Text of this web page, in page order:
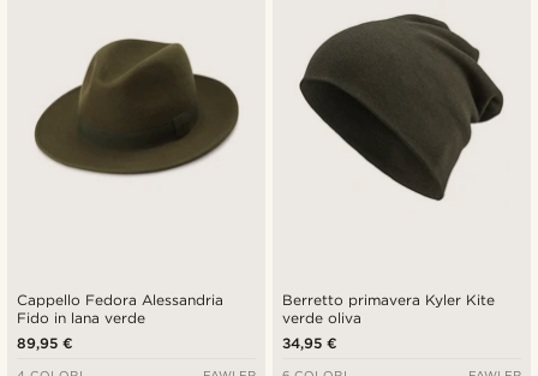
Cappello Fedora Alessandria
Fido in lana verde
89,95 €
Berretto primavera Kyler Kite
verde oliva
34,95 €